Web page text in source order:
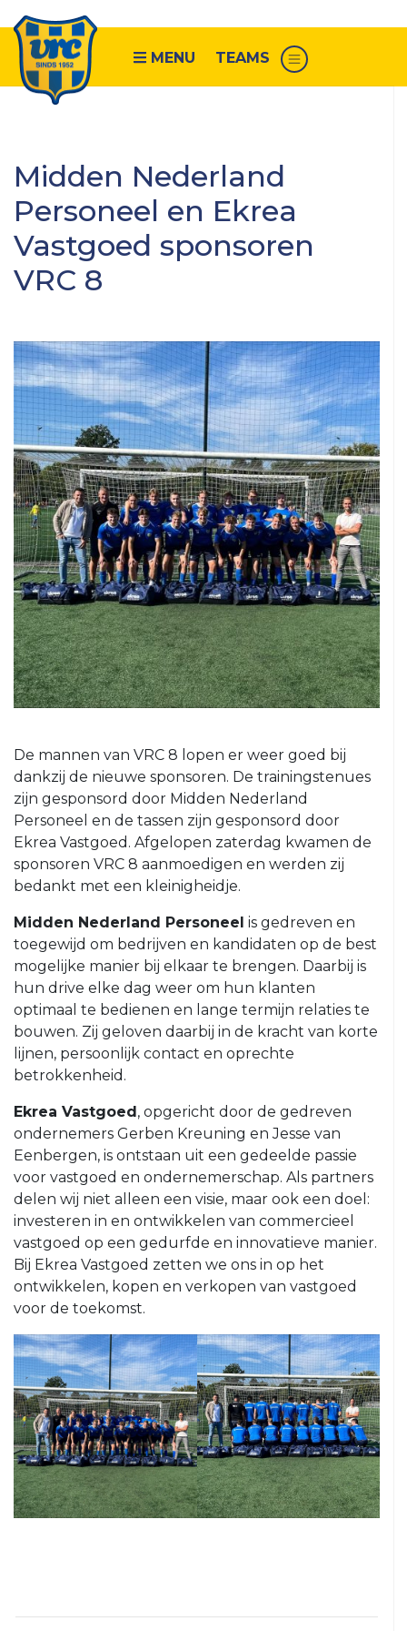
MENU TEAMS
VRC
1
VRC
2
VRC
VRC
4
VRC
5
VRC
6
VRC
7
VRC
8
VRC
O23-
1
VRC
O23-
2
O23-
3
VRC
O23-
4
VRC
VRC
G1
VRC
G2
35+
35+1
VRC
35+2
VRC
VRC
35+4
VRC
VR30+1
VRC
VR30+2
Jeugd
VRC
JO19-
1
VRC
VRC
JO13-
4
VRC
Midden Nederland
Personeel en Ekrea
Vastgoed sponsoren
VRC 8
De mannen van VRC 8 lopen er weer goed bij
dankzij de nieuwe sponsoren. De trainingstenues
zijn gesponsord door Midden Nederland
Personeel en de tassen zijn gesponsord door
Ekrea Vastgoed. Afgelopen zaterdag kwamen de
sponsoren VRC 8 aanmoedigen en werden zij
bedankt met een kleinigheidje.
Midden Nederland Personeel is gedreven en
toegewijd om bedrijven en kandidaten op de best
mogelijke manier bij elkaar te brengen. Daarbij is
hun drive elke dag weer om hun klanten
optimaal te bedienen en lange termijn relaties te
bouwen. Zij geloven daarbij in de kracht van korte
lijnen, persoonlijk contact en oprechte
betrokkenheid.
Ekrea Vastgoed, opgericht door de gedreven
ondernemers Gerben Kreuning en Jesse van
Eenbergen, is ontstaan uit een gedeelde passie
voor vastgoed en ondernemerschap. Als partners
delen wij niet alleen een visie, maar ook een doel:
investeren in en ontwikkelen van commercieel
vastgoed op een gedurfde en innovatieve manier.
Bij Ekrea Vastgoed zetten we ons in op het
ontwikkelen, kopen en verkopen van vastgoed
voor de toekomst.